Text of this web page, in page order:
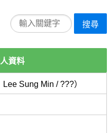
搜尋
資料
Sung Min / ???）